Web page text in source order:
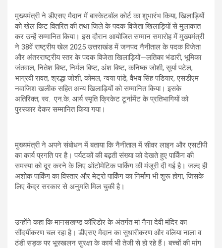
मुख्यमंत्री ने डीएसए मैदान में बास्केटबॉल कोर्ट का शुभारंभ किया, खिलाड़ियों
को खेल किट वितरित की तथा जिले के पदक विजेता खिलाड़ियों से मुलाकात
कर उन्हें सम्मानित किया। इस दौरान आयोजित सम्मान समारोह में मुख्यमंत्री
ने 38वें राष्ट्रीय खेल 2025 उत्तराखंड में जनपद नैनीताल के पदक विजेता
और अंतरराष्ट्रीय स्तर के पदक विजेता खिलाड़ियों—लतिका भंडारी, भूमिका
जंतवाल, नितेश बिष्ट, निर्मल बिष्ट, अंश बिष्ट, कनिष्क जोशी, सूर्या पटेल,
भाग्रवी रावत, श्रद्धा जोशी, कोमल, न्वया पांडे, वैभव सिंह पडियार, एसडीएम
नवाजिश खलीक सहित अन्य खिलाड़ियों को सम्मानित किया। इसके
अतिरिक्त, स्व. एन.के. आर्य स्मृति क्रिकेट टूर्नामेंट के प्रतिभागियों को
पुरस्कार देकर सम्मानित किया गया।
मुख्यमंत्री ने अपने संबोधन में बताया कि नैनीताल में सीवर लाइन और एसटीपी
का कार्य प्रगति पर है। पर्यटकों की बढ़ती संख्या को देखते हुए पार्किंग की
समस्या को दूर करने के लिए ऑटोमेटिक पार्किंग की मंजूरी दी गई है। जल्द ही
अशोक पार्किंग का विस्तार और मेट्रो पार्किंग का निर्माण भी शुरू होगा, जिसके
लिए केंद्र सरकार से अनुमति मिल चुकी है।
उन्होंने कहा कि मानसखण्ड कॉरिडोर के अंतर्गत मां नैना देवी मंदिर का
सौंदर्यीकरण चल रहा है। डीएसए मैदान का सुधारीकरण और वलिया नाला व
ठंडी सड़क पर भूस्खलन सुरक्षा के कार्य भी तेजी से हो रहे हैं। बच्चों की मांग